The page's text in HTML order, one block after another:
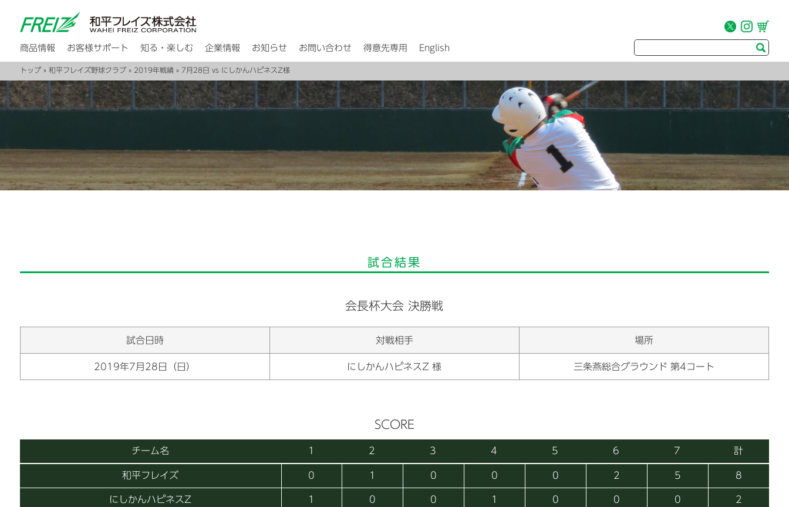
商品情報 お客様サポート 知る・楽しむ 企業情報 お知らせ お問い合わせ 得意先専用 English
トップ» 和平フレイズ野球クラブ» 2019年戦績» 7月28日 vs にしかんハピネスZ様
試合結果
会長杯大会 決勝戦
試合日時 対戦相手 場所
2019年7月28日（日） にしかんハピネスZ 様 三条燕総合グラウンド 第4コート
SCORE
チーム名 1 2 3 4 5 6 7 計
和平フレイズ 0 1 0 0 0 2 5 8
にしかんハピネスZ 1 0 0 1 0 0 0 2